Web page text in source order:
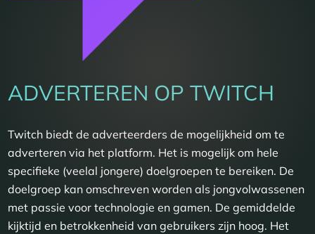
ADVERTEREN OP TWITCH
Twitch biedt de adverteerders de mogelijkheid om te
adverteren via het platform. Het is mogelijk om hele
specifieke (veelal jongere) doelgroepen te bereiken. De
doelgroep kan omschreven worden als jongvolwassenen
met passie voor technologie en gamen. De gemiddelde
kijktijd en betrokkenheid van gebruikers zijn hoog. Het